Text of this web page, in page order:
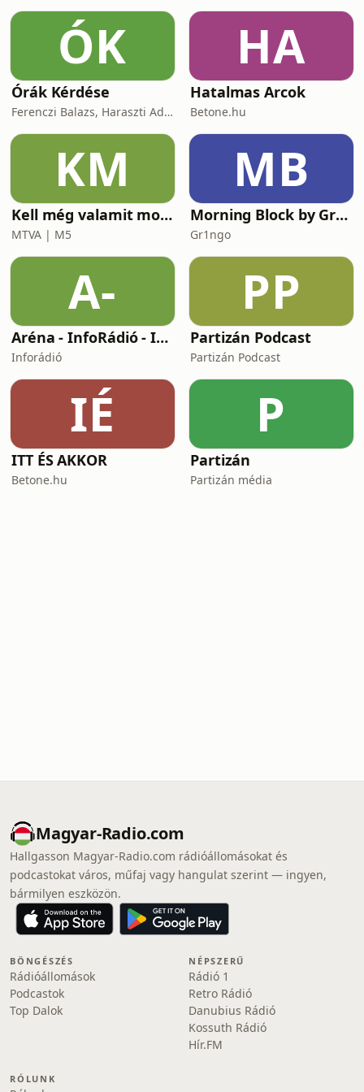
ÓK
Órák Kérdése
Ferenczi Balazs, Haraszti Adam
HA
Hatalmas Arcok
Betone.hu
KM
Kell még valamit mondanom, Ildikó?
MTVA | M5
MB
Morning Block by Gr1ngo
Gr1ngo
A-
Aréna - InfoRádió - Infostart.hu
Inforádió
PP
Partizán Podcast
Partizán Podcast
IÉ
ITT ÉS AKKOR
Betone.hu
P
Partizán
Partizán média
Magyar-Radio.com
Hallgasson Magyar-Radio.com rádióállomásokat és
podcastokat város, műfaj vagy hangulat szerint — ingyen,
bármilyen eszközön.
BÖNGÉSZÉS
Rádióállomások
Podcastok
Top Dalok
NÉPSZERŰ
Rádió 1
Retro Rádió
Danubius Rádió
Kossuth Rádió
Hír.FM
RÓLUNK